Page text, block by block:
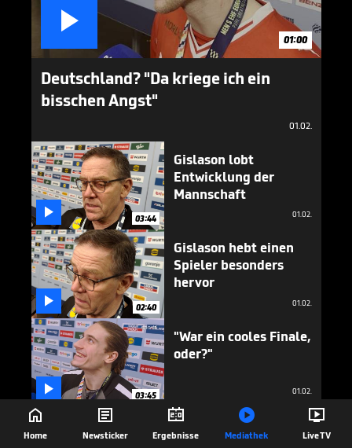

01:00
Deutschland? "Da kriege ich ein
bisschen Angst"
01.02.
 03:44
Gislason lobt
Entwicklung der
Mannschaft
01.02.
 02:40
Gislason hebt einen
Spieler besonders
hervor
01.02.
 03:45
"War ein cooles Finale,
oder?"
01.02.
"Mir fehlen ein
bisschen die Worte"

Home

Newsticker

Ergebnisse

Mediathek

Live TV